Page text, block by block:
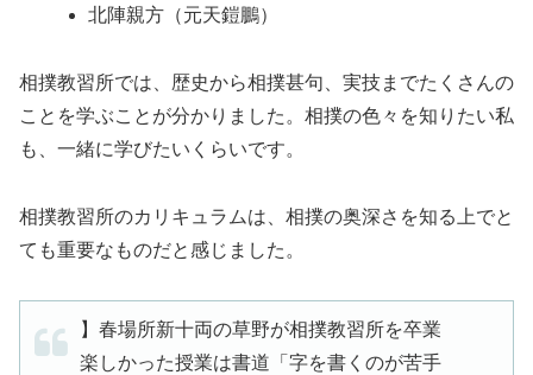
北陣親方（元天鎧鵬）
相撲教習所では、歴史から相撲甚句、実技までたくさんの
ことを学ぶことが分かりました。相撲の色々を知りたい私
も、一緒に学びたいくらいです。
相撲教習所のカリキュラムは、相撲の奥深さを知る上でと
ても重要なものだと感じました。
】春場所新十両の草野が相撲教習所を卒業
楽しかった授業は書道「字を書くのが苦手